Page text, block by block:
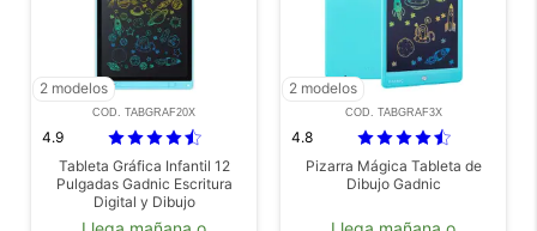
2 modelos
COD. TABGRAF20X
4.9
Tableta Gráfica Infantil 12
Pulgadas Gadnic Escritura
Digital y Dibujo
2 modelos
COD. TABGRAF3X
4.8
Pizarra Mágica Tableta de
Dibujo Gadnic